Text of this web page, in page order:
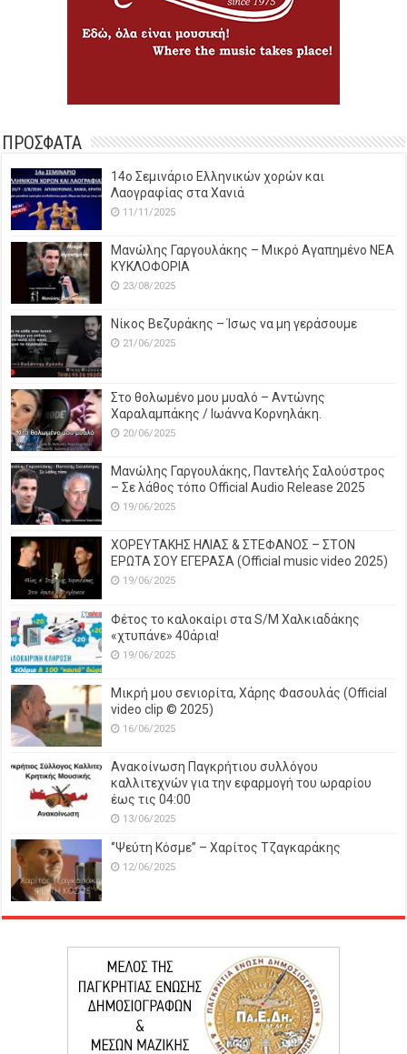
ΠΡΟΣΦΑΤΑ
14o Σεμινάριο Ελληνικών χορών και
Λαογραφίας στα Χανιά
11/11/2025
Μανώλης Γαργουλάκης – Μικρό Αγαπημένο NEΑ
ΚΥΚΛΟΦΟΡΙΑ
23/08/2025
Νίκος Βεζυράκης – Ίσως να μη γεράσουμε
21/06/2025
Στο θολωμένο μου μυαλό – Αντώνης
Χαραλαμπάκης / Ιωάννα Κορνηλάκη.
20/06/2025
Μανώλης Γαργουλάκης, Παντελής Σαλούστρος
– Σε λάθος τόπο Official Audio Release 2025
19/06/2025
ΧΟΡΕΥΤΑΚΗΣ ΗΛΙΑΣ & ΣΤΕΦΑΝΟΣ – ΣΤΟΝ
ΕΡΩΤΑ ΣΟΥ ΕΓΕΡΑΣΑ (Official music video 2025)
19/06/2025
Φέτος το καλοκαίρι στα S/M Χαλκιαδάκης
«χτυπάνε» 40άρια!
19/06/2025
Μικρή μου σενιορίτα, Χάρης Φασουλάς (Official
video clip © 2025)
16/06/2025
Ανακοίνωση Παγκρήτιου συλλόγου
καλλιτεχνών για την εφαρμογή του ωραρίου
έως τις 04:00
13/06/2025
‘’Ψεύτη Κόσμε’’ – Χαρίτος Τζαγκαράκης
12/06/2025